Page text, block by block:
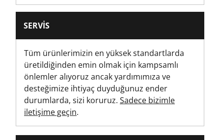
PH
SERVIS
Tüm ürünlerimizin en yüksek standartlarda
üretildiğinden emin olmak için kampsamlı
önlemler alıyoruz ancak yardımımıza ve
desteğimize ihtiyaç duyduğunuz ender
durumlarda, sizi koruruz. Sadece bizimle
iletişime geçin.